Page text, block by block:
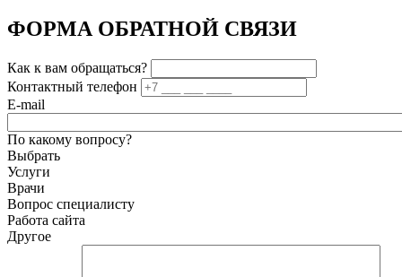
ФОРМА ОБРАТНОЙ СВЯЗИ
Как к вам обращаться?
Контактный телефон
E-mail
По какому вопросу?
Выбрать
Услуги
Врачи
Вопрос специалисту
Работа сайта
Другое